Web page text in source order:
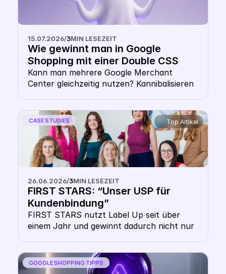
15.07.2026/3MIN LESEZEIT
Wie gewinnt man in Google
Shopping mit einer Double CSS
Strategy?
Kann man mehrere Google Merchant
Center gleichzeitig nutzen? Kannibalisieren
mehreren CSS? Diese Sorge hält viele E-
Commerce-Entscheider von Multi-CSS-
Setups ab. Doch die Angst, sich selbst zu
überbieten, ist unbegründet. Dieser Artikel
klärt auf, wie die Google Shopping Auktion
Website-Domain dich schützt und wie du
die Double-CSS-Strategy als Hebel für
mehr Reichweite nutzt.
CASE STUDIES Top Artikel
26.06.2026/3MIN LESEZEIT
FIRST STARS: “Unser USP für
Kundenbindung”
FIRST STARS nutzt Label Up seit über
einem Jahr und gewinnt dadurch nicht nur
Kundenbindung
GOOGLE SHOPPING TIPPS